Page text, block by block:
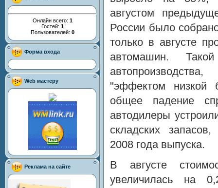
Онлайн всего: 1
Гостей: 1
Пользователей: 0
Форма входа
Web мастеру
Реклама на сайте
августом
России было
только в августе
автомашин.
"эффектом низкой
общее падение
автодилеры
складских
2008 года выпуска.
В августе
увеличилась на